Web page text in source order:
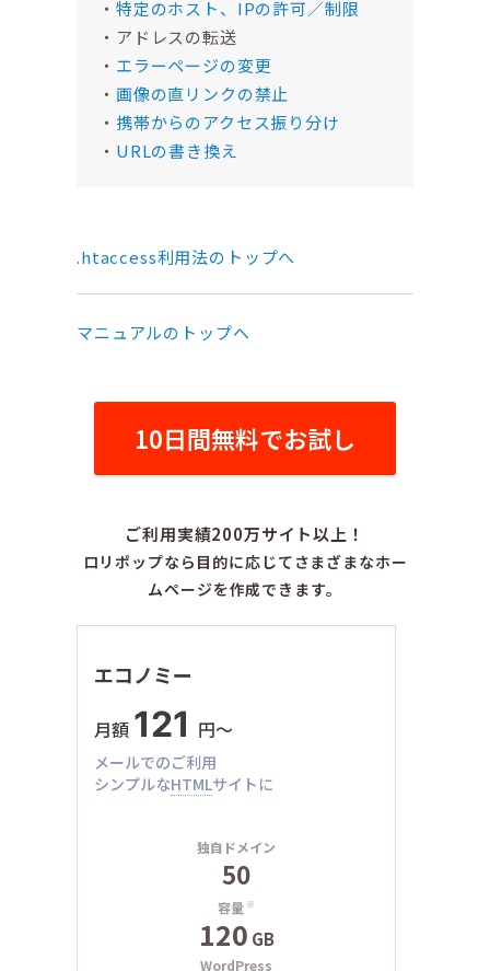
特定のホスト、IPの許可／制限
アドレスの転送
エラーページの変更
画像の直リンクの禁止
携帯からのアクセス振り分け
URLの書き換え
.htaccess利用法のトップへ
マニュアルのトップへ
10日間無料でお試し
ご利用実績200万サイト以上！
ロリポップなら目的に応じてさまざまなホー
ムページを作成できます。
エコノミー
月額 121 円〜
メールでのご利用
シンプルなHTMLサイトに
独自ドメイン
50
容量 ※
120 GB
WordPress